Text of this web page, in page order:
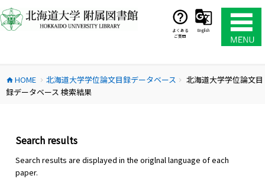
ン
テ
ス
キ
よくある
ご質問
English
home HOME chevron_right 北海道大学学位論文目録データベース chevron_right
北海道大学学位論文目
録データベース 検索結果
Search results
Search results are displayed in the origlnal language of each
paper.